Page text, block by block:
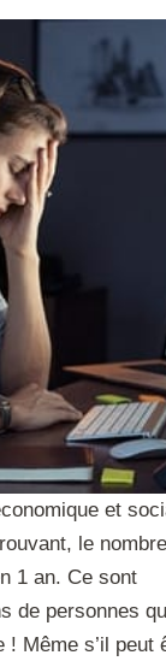
et
le
1 an. Ce sont
de personnes
! Même s’il peut